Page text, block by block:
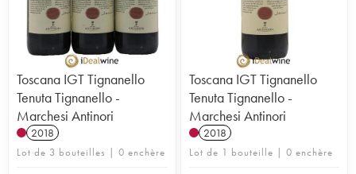
Toscana IGT Tignanello
Tenuta Tignanello -
Marchesi Antinori
2018
Lot de 3 bouteilles | 0 enchère
Toscana IGT Tignanello
Tenuta Tignanello -
Marchesi Antinori
2018
Lot de 1 bouteille | 0 enchère